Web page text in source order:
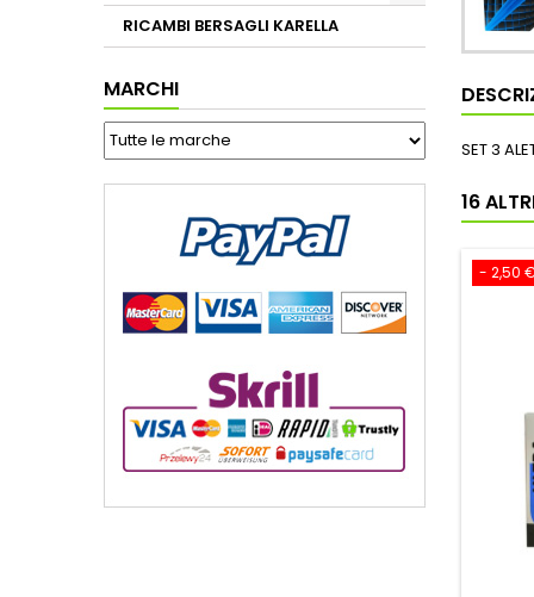
RICAMBI BERSAGLI KARELLA
MARCHI
SET 3
16
- 2,50 €